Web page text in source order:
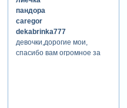
пандора
caregor
dekabrinka777
девочки,дорогие мои,
спасибо вам огромное за